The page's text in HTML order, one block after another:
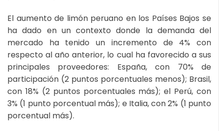
El aumento de limón peruano en los Países Bajos se
ha dado en un contexto donde la demanda del
mercado ha tenido un incremento de 4% con
respecto al año anterior, lo cual ha favorecido a sus
principales proveedores: España, con 70% de
participación (2 puntos porcentuales menos); Brasil,
con 18% (2 puntos porcentuales más); el Perú, con
3% (1 punto porcentual más); e Italia, con 2% (1 punto
porcentual más).